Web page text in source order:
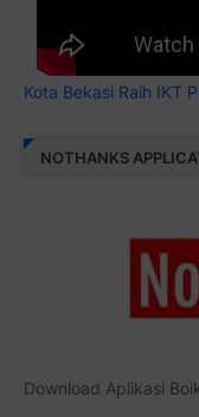
Kota Bekasi Raih IKT
NOTHANKS
Download Aplikasi